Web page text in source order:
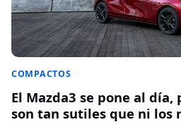
COMPACTOS
El Mazda3 se pone al día,
son tan sutiles que ni los